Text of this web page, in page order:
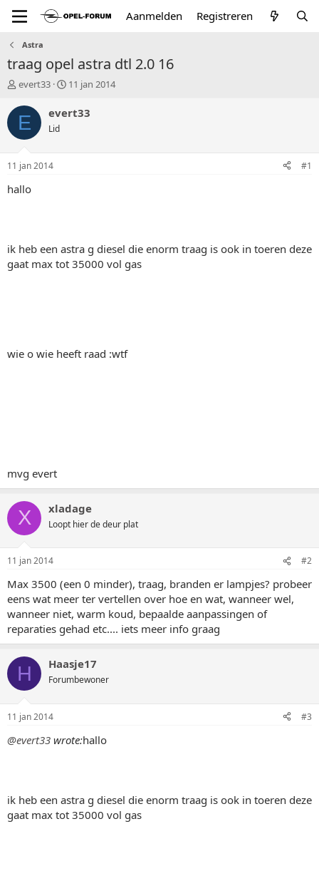
Aanmelden Registreren
Astra
traag opel astra dtl 2.0 16
T
p
t
a
r
evert33
S
a
11 jan 2014
E evert33
Lid
11 jan 2014 #1
hallo
ik heb een astra g diesel die enorm traag is ook in toeren deze
gaat max tot 35000 vol gas
wie o wie heeft raad :wtf
mvg evert
X xladage
Loopt hier de deur plat
11 jan 2014 #2
Max 3500 (een 0 minder), traag, branden er lampjes? probeer
eens wat meer ter vertellen over hoe en wat, wanneer wel,
wanneer niet, warm koud, bepaalde aanpassingen of
reparaties gehad etc.... iets meer info graag
H Haasje17
Forumbewoner
11 jan 2014 #3
@evert33 wrote:hallo
ik heb een astra g diesel die enorm traag is ook in toeren deze
gaat max tot 35000 vol gas